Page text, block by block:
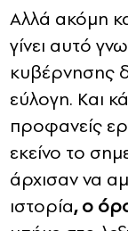
Αλλά ακόμη
γίνει αυτό
κυβέρνησης
εύλογη. Και
προφανείς
εκείνο το
άρχισαν να
ιστορία, ο